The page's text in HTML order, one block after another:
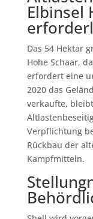
Elbinsel
Das 54 Hektar
Hohe Schaar,
erfordert eine
2020 das
verkaufte,
Verpflichtung
Rückbau der
Kampfmitteln.